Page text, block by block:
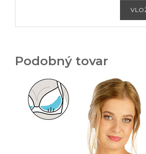
Podobný tovar